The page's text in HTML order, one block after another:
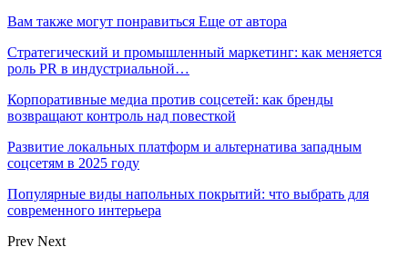
Вам также могут понравиться Еще от автора
Стратегический и промышленный маркетинг: как меняется
роль PR в индустриальной…
Корпоративные медиа против соцсетей: как бренды
возвращают контроль над повесткой
Развитие локальных платформ и альтернатива западным
соцсетям в 2025 году
Популярные виды напольных покрытий: что выбрать для
современного интерьера
Prev Next